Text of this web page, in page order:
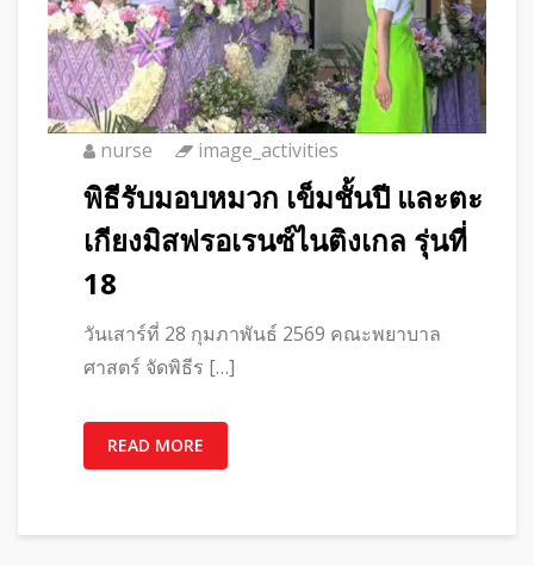
nurse image_activities
พิธีรับมอบหมวก เข็มชั้นปี และตะ
เกียงมิสฟรอเรนซ์ไนติงเกล รุ่นที่
18
วันเสาร์ที่ 28 กุมภาพันธ์ 2569 คณะพยาบาล
ศาสตร์ จัดพิธีร […]
READ MORE